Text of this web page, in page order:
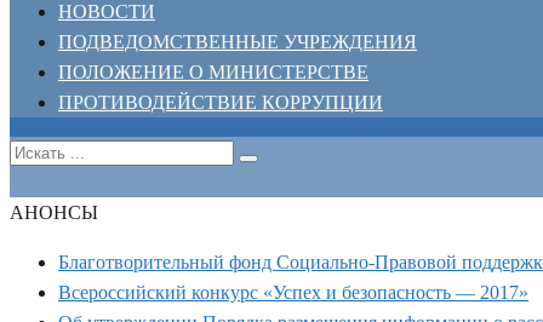
НОВОСТИ
ПОДВЕДОМСТВЕННЫЕ УЧРЕЖДЕНИЯ
ПОЛОЖЕНИЕ О МИНИСТЕРСТВЕ
ПРОТИВОДЕЙСТВИЕ КОРРУПЦИИ
АНОНСЫ
Благотворительный фонд Социально-Правовой
Всероссийский конкурс «Успех и безопасность — 2017»